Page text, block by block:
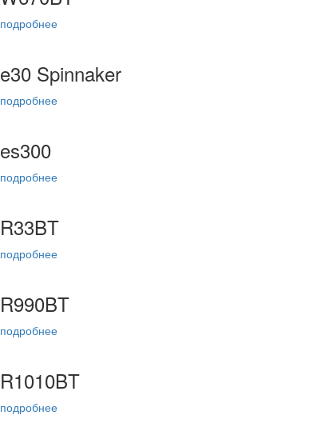
подробнее
e30 Spinnaker
подробнее
es300
подробнее
R33BT
подробнее
R990BT
подробнее
R1010BT
подробнее